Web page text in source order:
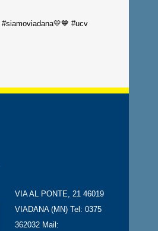
#ucv
VIA AL PONTE, 21 46019
VIADANA (MN) Tel: 0375
362032 Mail: